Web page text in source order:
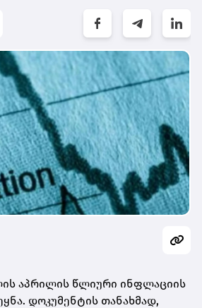
აპრილის წლიური ინფლაციის
დოკუმენტის თანახმად,